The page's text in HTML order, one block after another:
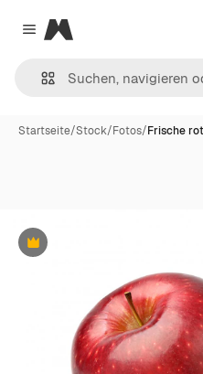
Close menu
Magnific
Startseite/Stock/Fotos/Frische
Premium